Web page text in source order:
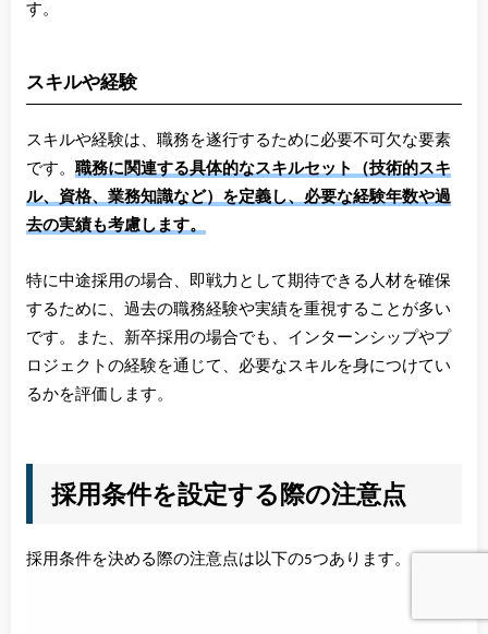
す。
スキルや経験
スキルや経験は、職務を遂行するために必要不可欠な要素
です。 職務に関連する具体的なスキルセット（技術的スキ
ル、資格、業務知識など）を定義し、必要な経験年数や過
去の実績も考慮します。
特に中途採用の場合、即戦力として期待できる人材を確保
するために、過去の職務経験や実績を重視することが多い
です。また、新卒採用の場合でも、インターンシップやプ
ロジェクトの経験を通じて、必要なスキルを身につけてい
るかを評価します。
採用条件を設定する際の注意点
採用条件を決める際の注意点は以下の5つあります。